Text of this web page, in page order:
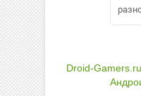
Droid-Gamers.ru